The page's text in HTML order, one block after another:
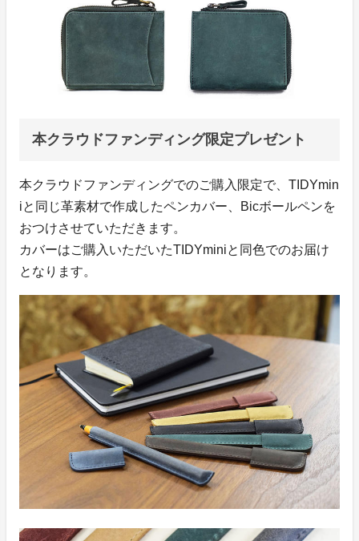
本クラウドファンディング限定プレゼント
本クラウドファンディングでのご購入限定で、TIDYmin
iと同じ革素材で作成したペンカバー、Bicボールペンを
おつけさせていただきます。
カバーはご購入いただいたTIDYminiと同色でのお届け
となります。